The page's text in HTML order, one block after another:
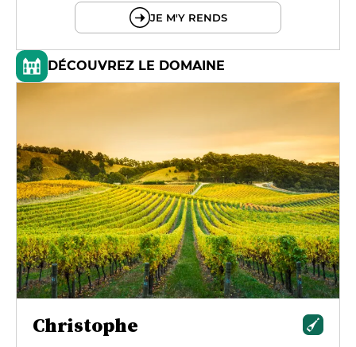
JE M'Y RENDS
DÉCOUVREZ LE DOMAINE
Christophe